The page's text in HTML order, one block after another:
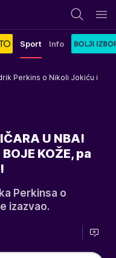
Sport Info
Perkins o Nikoli Jokiću i
U NBA!
KOŽE, pa
Perkinsa o
izazvao.